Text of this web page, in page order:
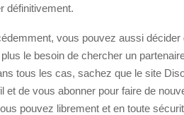
définitivement.
vous pouvez aussi
le besoin de chercher un
tous les cas, sachez que le site
et de vous abonner pour faire de
pouvez librement et en toute